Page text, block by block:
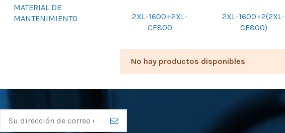
2XL-1600+2XL-
CE800
2XL-1600+2(2XL-
CE800)
No hay productos disponibles
MATERIAL DE
MANTENIMIENTO